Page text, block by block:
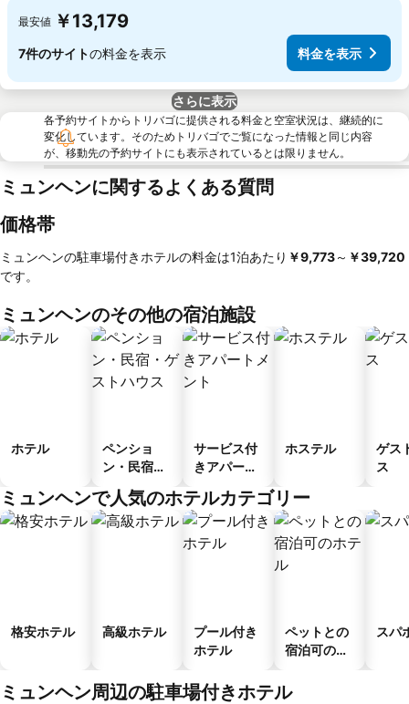
最安値 ￥13,179
7件のサイトの料金を表示 料金を表示
さらに表示
各予約サイトからトリバゴに提供される料金と空室状況は、継続的に
変化しています。そのためトリバゴでご覧になった情報と同じ内容
が、移動先の予約サイトにも表示されているとは限りません。
ミュンヘンに関するよくある質問
価格帯
ミュンヘンの駐車場付きホテルの料金は1泊あたり ‎￥9,773～ ‎￥39,720
です。
ミュンヘンのその他の宿泊施設
ホテル
ペンショ
ン・民宿・
ス
サービス付
きアパート
ホステル
ゲス
ス
ミュンヘンで人気のホテルカテゴリー
格安ホテル 高級ホテル
プール付き
ホテル
ペットとの
宿泊可のホ
スパ
ミュンヘン周辺の駐車場付きホテル